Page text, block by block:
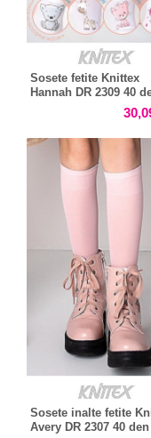
Sosete fetite Knittex
Hannah DR 2309 40
Sosete inalte fetite
Avery DR 2307 40 den